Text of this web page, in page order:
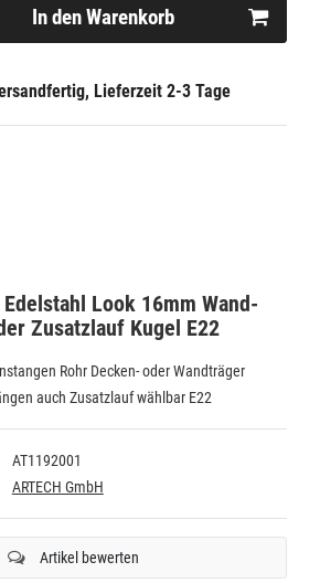
Look 16mm Wand-
Zusatzlauf Kugel E22
Rohr Decken- oder Wandträger
auch Zusatzlauf wählbar E22
AT1192001
ARTECH GmbH
Artikel bewerten
In den Warenkorb
Lieferzeit 2-3 Tage